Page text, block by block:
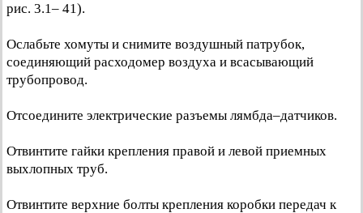
рис. 3.1– 41).
Ослабьте хомуты и снимите воздушный патрубок,
соединяющий расходомер воздуха и всасывающий
трубопровод.
Отсоедините электрические разъемы лямбда–датчиков.
Отвинтите гайки крепления правой и левой приемных
выхлопных труб.
Отвинтите верхние болты крепления коробки передач к